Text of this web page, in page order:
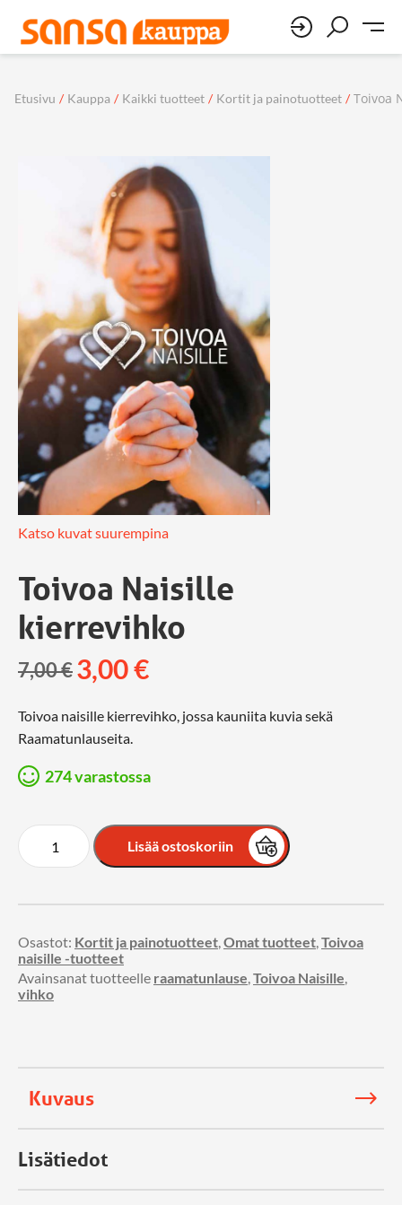
Etusivu / Kauppa / Kaikki tuotteet / Kortit ja painotuotteet / Toivoa
Katso kuvat suurempina
Toivoa Naisille
kierrevihko
7,00€3,00€
Toivoa naisille kierrevihko, jossa kauniita kuvia sekä
Raamatunlauseita.
274 varastossa
Lisää ostoskoriin
Osastot: Kortit ja painotuotteet,Omat tuotteet,Toivoa
naisille -tuotteet
Avainsanat tuotteelle raamatunlause,Toivoa Naisille,
vihko
Kuvaus
Lisätiedot